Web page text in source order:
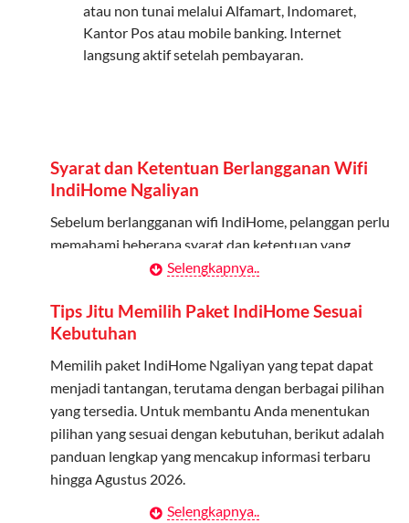
Kuota ini dapat digunakan secara bersama-sama oleh
Admin (pelanggan utama) dan anggota yang terdaftar.
Berlaku Nasional
untuk jaringan 2G, 3G, dan 4G.
Tidak Berlaku untuk Roaming
Kuota ini hanya bisa digunakan di dalam negeri.
Daftarkan Anggota: Admin dapat mendaftarkan anggota
melalui aplikasi MyTelkomsel atau website Telkomsel One.
Bagikan Kuota: Setelah terdaftar, anggota bisa langsung
menggunakan kuota keluarga.
atau non tunai melalui Alfamart, Indomaret,
Kantor Pos atau mobile banking. Internet
langsung aktif setelah pembayaran.
Syarat dan Ketentuan Berlangganan Wifi
IndiHome Ngaliyan
Sebelum berlangganan wifi IndiHome, pelanggan perlu
memahami beberapa syarat dan ketentuan yang
Kontrak Berlangganan
Pelanggan harus menandatangani Kontrak
Berlangganan yang mencakup data pelanggan, jenis
layanan indihome Ngaliyan yang dipilih, serta syarat
dan ketentuan yang berlaku. Kontrak ini dapat diubah
atau ditambah sesuai kebutuhan.
Biaya Pasang Baru (PSB)
Selengkapnya..
Tips Jitu Memilih Paket IndiHome Sesuai
Kebutuhan
Memilih paket IndiHome Ngaliyan yang tepat dapat
menjadi tantangan, terutama dengan berbagai pilihan
yang tersedia. Untuk membantu Anda menentukan
pilihan yang sesuai dengan kebutuhan, berikut adalah
panduan lengkap yang mencakup informasi terbaru
hingga Agustus 2026.
Selengkapnya..